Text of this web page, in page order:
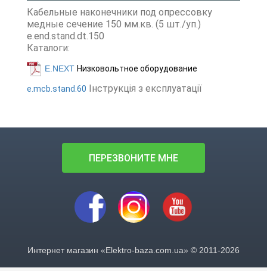
Кабельные наконечники под опрессовку
медные сечение 150 мм.кв. (5 шт./уп.)
e.end.stand.dt.150
Каталоги:
E.NEXT Низковольтное оборудование
e.mcb.stand.60 Інструкція з експлуатації
ПЕРЕЗВОНИТЕ МНЕ
Интернет магазин «Elektro-baza.com.ua» © 2011-2026